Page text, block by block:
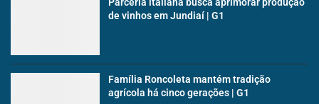
Parceria italiana busca aprimorar produção
de vinhos em Jundiaí | G1
Família Roncoleta mantém tradição
agrícola há cinco gerações | G1